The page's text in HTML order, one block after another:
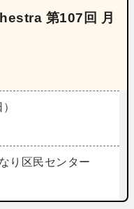
第107回 月
り区民センター